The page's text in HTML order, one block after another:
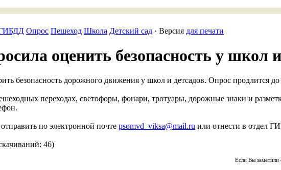
Опрос Пешеход Школа Детский сад · Версия для печати
оценить безопасность у школ
безопасность дорожного движения у школ и детсадов. Опрос продлится до
переходах, светофоры, фонари, тротуары, дорожные знаки и
по электронной почте psomvd_viksa@mail.ru или отнести в отдел
46)
Если Вы заметили